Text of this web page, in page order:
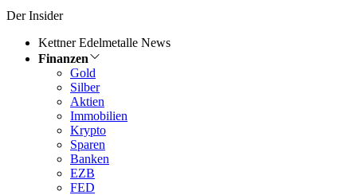
Der Insider
Kettner Edelmetalle News
Finanzen
Gold
Silber
Aktien
Immobilien
Krypto
Sparen
Banken
EZB
FED